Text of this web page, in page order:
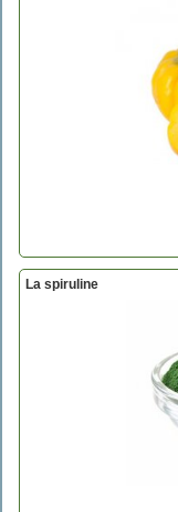
La spiruline